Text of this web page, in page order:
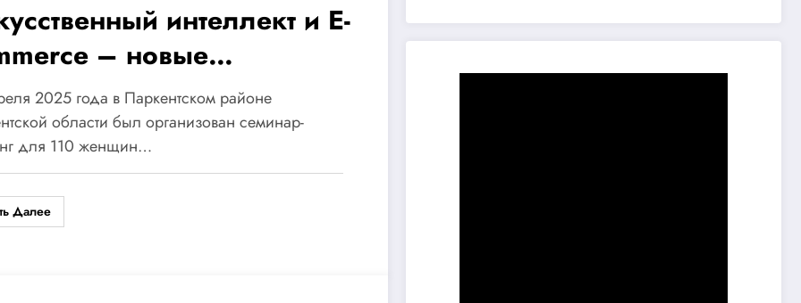
интеллект и E-
– новые
для сельских
семинар-тренинг в
районе
области
2025 года в Паркентском районе
области был организован семинар-
для 110 женщин…
Далее